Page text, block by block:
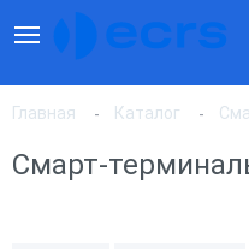
Главная Каталог
Смарт-